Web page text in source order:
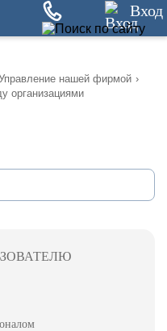
Вход
нашей фирмой ›
организациями